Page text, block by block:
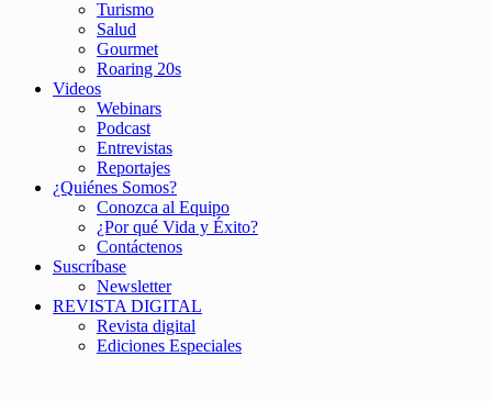
Turismo
Salud
Gourmet
Roaring 20s
Videos
Webinars
Podcast
Entrevistas
Reportajes
¿Quiénes Somos?
Conozca al Equipo
¿Por qué Vida y Éxito?
Contáctenos
Suscríbase
Newsletter
REVISTA DIGITAL
Revista digital
Ediciones Especiales